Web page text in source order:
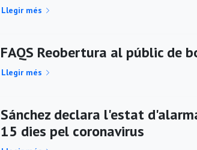
Llegir més
FAQS Reobertura al públic de
Llegir més
Sánchez declara l'estat
15 dies pel coronavirus